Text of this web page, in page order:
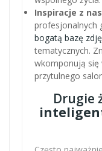
Inspiracje z
profesjonalnych
bogatą bazę
tematycznych.
wkomponują się
przytulnego
Drugie